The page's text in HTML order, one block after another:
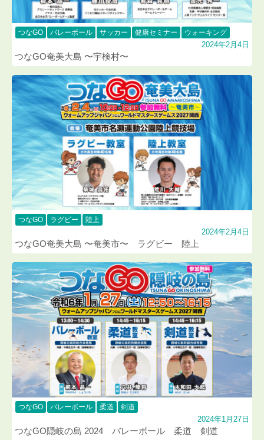
つなGO バレーボール サッカー 健康セミナー ウォーキング
2024年2月4日
つなGO奄美大島 〜宇検村〜
つなGO ラグビー 陸上
2024年2月4日
つなGO奄美大島 〜奄美市〜 ラグビー 陸上
つなGO バレーボール 柔道 剣道
2024年1月27日
つなGO隠岐の島 2024 バレーボール 柔道 剣道